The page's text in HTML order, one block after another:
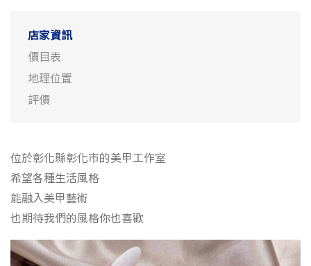
店家資訊
價目表
地理位置
評價
位於彰化縣彰化市的美甲工作室
希望各種生活風格
能融入美甲藝術
也期待我們的風格你也喜歡